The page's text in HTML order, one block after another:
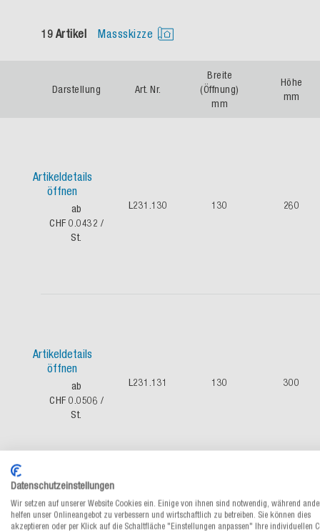
19 Artikel Massskizze
Darstellung Art. Nr.
Breite
(Öffnung)
mm
Höhe
mm
Artikeldetails
öffnen
ab
CHF 0.0432 /
St.
L231.130 130 260
Artikeldetails
öffnen
ab
CHF 0.0506 /
St.
L231.131 130 300
Datenschutzeinstellungen
Wir setzen auf unserer Website Cookies ein. Einige von ihnen sind notwendig, während
helfen unser Onlineangebot zu verbessern und wirtschaftlich zu betreiben. Sie können dies
akzeptieren oder per Klick auf die Schaltfläche "Einstellungen anpassen" Ihre individuellen